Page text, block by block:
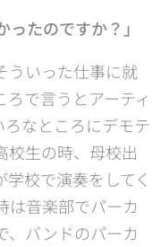
ったのですか？」
ういった仕事に就
で言うとアーティ
なところにデモテ
校生の時、母校出
校で演奏をしてく
は音楽部でパーカ
、バンドのパーカ